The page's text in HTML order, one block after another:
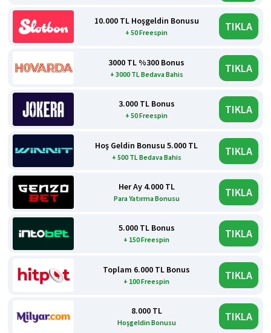
10.000 TL Hoşgeldin Bonusu
+ 50 Freespin TIKLA
3000 TL %300 Bonus
+ 3000 TL Bedava Bahis TIKLA
3.000 TL Bonus
+ 50 Freespin TIKLA
Hoş Geldin Bonusu 5.000 TL
+ 500 TL Bedava Bahis TIKLA
Her Ay 4.000 TL
Para Yatırma Bonusu TIKLA
5.000 TL Bonus
+ 150 Freespin TIKLA
Toplam 6.000 TL Bonus
+ 100 Freespin TIKLA
8.000 TL
Hoşgeldin Bonusu TIKLA